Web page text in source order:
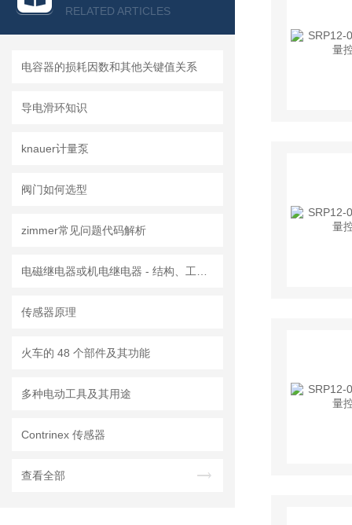
RELATED ARTICLES
电容器的损耗因数和其他关键值关系
导电滑环知识
knauer计量泵
阀门如何选型
zimmer常见问题代码解析
传感器原理
火车的 48 个部件及其功能
多种电动工具及其用途
Contrinex 传感器
查看全部